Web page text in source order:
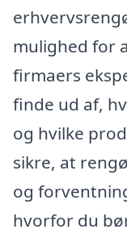
mulighed for
firmaers
finde ud af,
og hvilke
sikre, at
og
hvorfor du